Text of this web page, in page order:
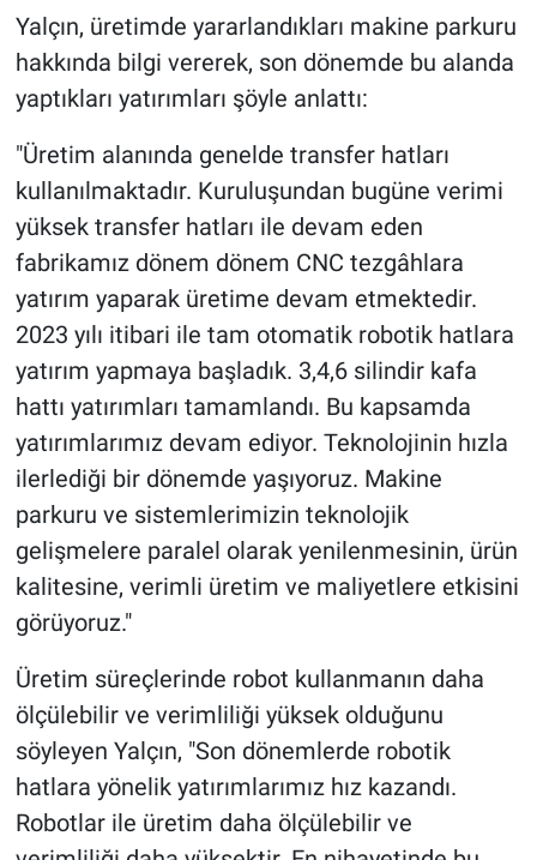
Yalçın, üretimde yararlandıkları makine parkuru
hakkında bilgi vererek, son dönemde bu alanda
yaptıkları yatırımları şöyle anlattı:
"Üretim alanında genelde transfer hatları
kullanılmaktadır. Kuruluşundan bugüne verimi
yüksek transfer hatları ile devam eden
fabrikamız dönem dönem CNC tezgâhlara
yatırım yaparak üretime devam etmektedir.
2023 yılı itibari ile tam otomatik robotik hatlara
yatırım yapmaya başladık. 3,4,6 silindir kafa
hattı yatırımları tamamlandı. Bu kapsamda
yatırımlarımız devam ediyor. Teknolojinin hızla
ilerlediği bir dönemde yaşıyoruz. Makine
parkuru ve sistemlerimizin teknolojik
gelişmelere paralel olarak yenilenmesinin, ürün
kalitesine, verimli üretim ve maliyetlere etkisini
görüyoruz."
Üretim süreçlerinde robot kullanmanın daha
ölçülebilir ve verimliliği yüksek olduğunu
söyleyen Yalçın, "Son dönemlerde robotik
hatlara yönelik yatırımlarımız hız kazandı.
Robotlar ile üretim daha ölçülebilir ve